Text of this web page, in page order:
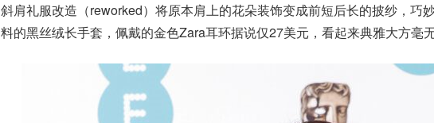
斜肩礼服改造（reworked）将原本肩上的花朵装饰变成前短后长的披纱，巧
料的黑丝绒长手套，佩戴的金色Zara耳环据说仅27美元，看起来典雅大方毫无